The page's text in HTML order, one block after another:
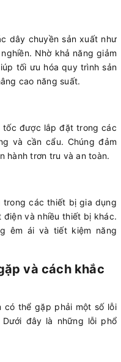
dây chuyền sản xuất như
Nhờ khả năng giảm
tối ưu hóa quy trình sản
cao năng suất.
tốc được lắp đặt trong các
và cần cẩu. Chúng đảm
hành trơn tru và an toàn.
các thiết bị gia dụng
và nhiều thiết bị khác.
êm ái và tiết kiệm năng
và cách khắc
có thể gặp phải một số lỗi
đây là những lỗi phổ